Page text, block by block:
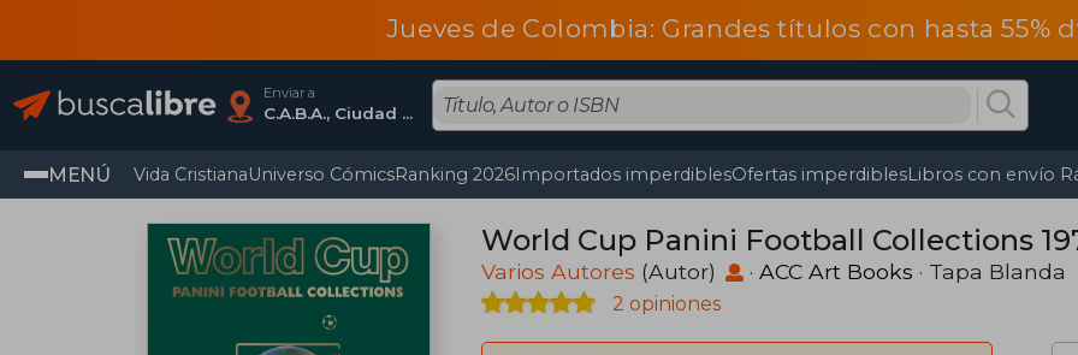
Jueves de Colombia: Grandes títulos con hasta 55%
Enviar a
C.A.B.A., Ciudad Autónoma De Buenos Aires
MENÚ Vida CristianaUniverso CómicsRanking 2026Importados imperdiblesOfertas imperdiblesLibros con envío
World Cup Panini Football Collections
Varios Autores (Autor) · ACC Art Books · Tapa Blanda
2 opiniones